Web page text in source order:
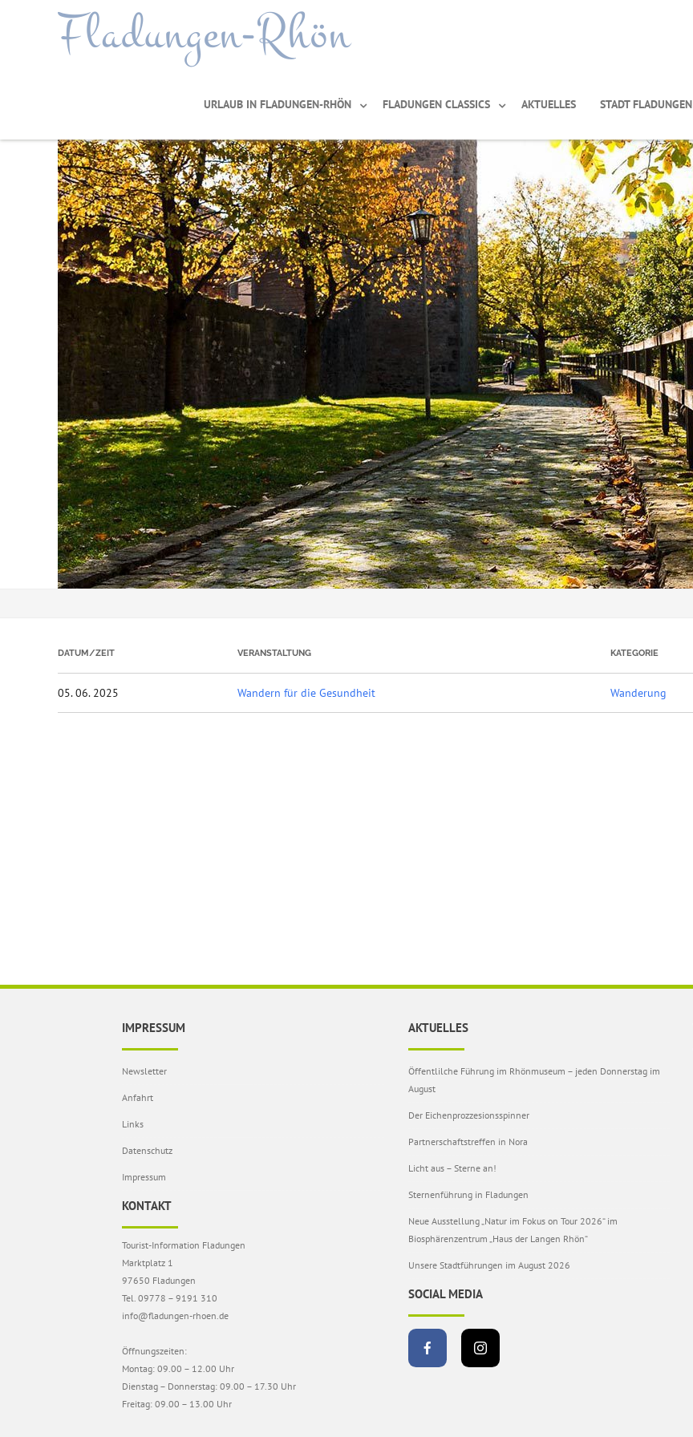
Fladungen-Rhön
URLAUB IN FLADUNGEN-RHÖN FLADUNGEN CLASSICS AKTUELLES STADT FLADUNGEN
DATUM/ZEIT VERANSTALTUNG KATEGORIE
05. 06. 2025 Wandern für die Gesundheit Wanderung
IMPRESSUM
Newsletter
Anfahrt
Links
Datenschutz
Impressum
KONTAKT
Tourist-Information Fladungen
Marktplatz 1
97650 Fladungen
Tel. 09778 – 9191 310
info@fladungen-rhoen.de
Öffnungszeiten:
Montag: 09.00 – 12.00 Uhr
Dienstag – Donnerstag: 09.00 – 17.30 Uhr
Freitag: 09.00 – 13.00 Uhr
AKTUELLES
Öffentlilche Führung im Rhönmuseum – jeden Donnerstag im
August
Der Eichenprozzesionsspinner
Partnerschaftstreffen in Nora
Licht aus – Sterne an!
Sternenführung in Fladungen
Neue Ausstellung „Natur im Fokus on Tour 2026“ im
Biosphärenzentrum „Haus der Langen Rhön“
Unsere Stadtführungen im August 2026
SOCIAL MEDIA